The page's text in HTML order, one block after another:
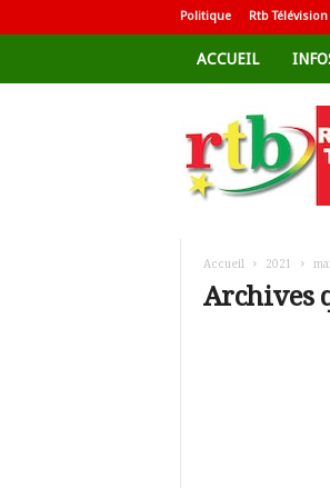
Politique Rtb Télévision
ACCUEIL
d
i
Accueil 2021 mai
Archives